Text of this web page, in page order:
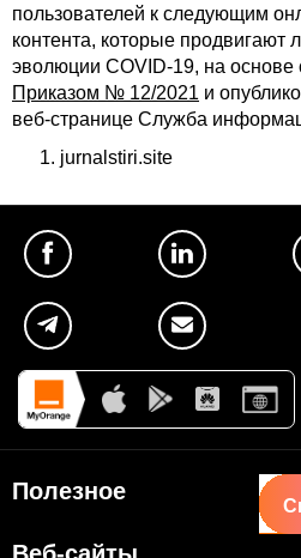
пользователей к следующим
контента, которые продвигают
эволюции COVID-19, на основе
Приказом № 12/2021 и
веб-странице Служба
jurnalstiri.site
Полезное